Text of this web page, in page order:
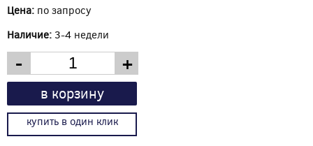
Цена: по запросу
Наличие: 3-4 недели
- +
в корзину
купить в один клик